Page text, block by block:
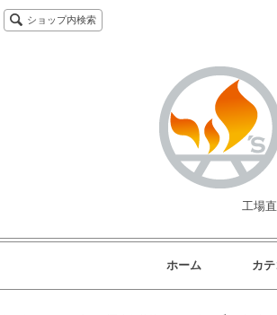
ショップ内検索
工場
ホーム カ